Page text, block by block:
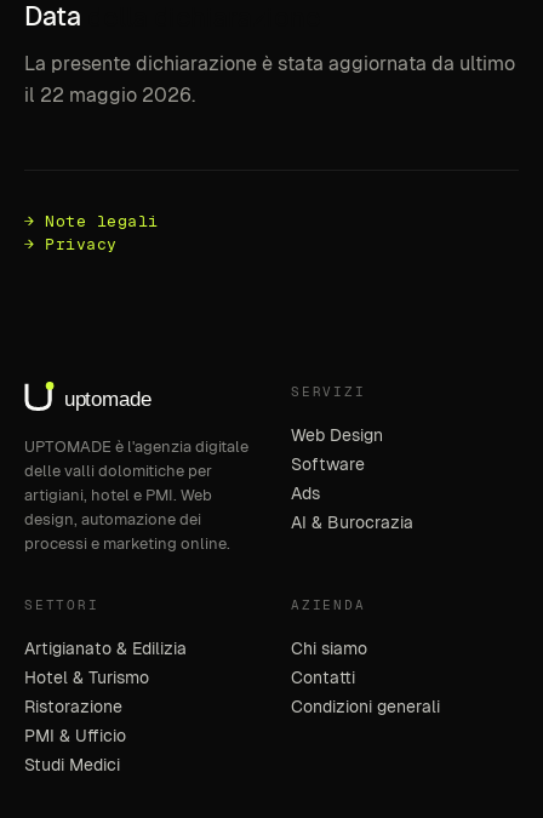
Data
La presente dichiarazione è stata aggiornata da ultimo
il 22 maggio 2026.
→ Note legali
→ Privacy
UPTOMADE è l'agenzia digitale
delle valli dolomitiche per
artigiani, hotel e PMI. Web
design, automazione dei
processi e marketing online.
SERVIZI
Web Design
Software
Ads
AI & Burocrazia
SETTORI
Artigianato & Edilizia
Hotel & Turismo
Ristorazione
PMI & Ufficio
Studi Medici
AZIENDA
Chi siamo
Contatti
Condizioni generali